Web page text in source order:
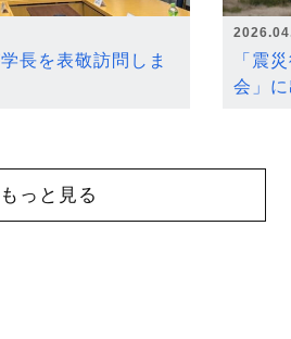
長を表敬訪問しま
「震
会」
もっと見る